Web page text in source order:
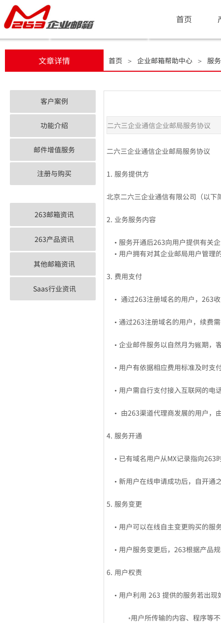
首页
文章详情 首页 ＞ 企业邮箱帮助中心 ＞ 服
客户案例
功能介绍
邮件增值服务
注册与购买
二六三企业通信企业邮局服务协议
二六三企业通信企业邮局服务协议
1. 服务提供方
北京二六三企业通信有限公司（以
2. 业务服务内容
• 服务开通后263向用户提供有关
• 用户拥有对其企业邮局用户管理
3. 费用支付
• 通过263注册域名的用户，263
• 通过263注册域名的用户，续费
• 企业邮件服务以自然月为账期，
• 用户有依据相应费用标准及时支
• 用户需自行支付接入互联网的电
• 由263渠道代理商发展的用户，
4. 服务开通
• 已有域名用户从MX记录指向263
• 新用户在线申请成功后，自开通
5. 服务变更
• 用户可以在线自主变更购买的服
• 用户服务变更后，263根据产品
6. 用户权责
• 用户利用 263 提供的服务若出现
◦用户所传输的内容、程序等不符
263邮箱资讯
263产品资讯
其他邮箱资讯
Saas行业资讯